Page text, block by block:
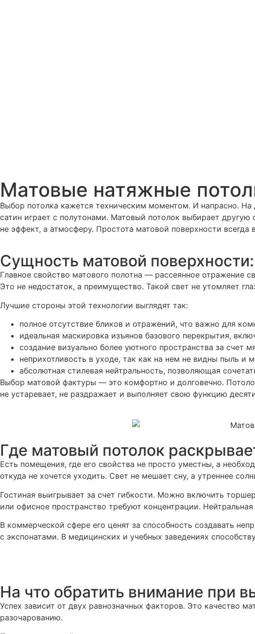
Матовые натяжные
Выбор потолка кажется техническим моментом. И напрасно.
сатин играет с полутонами. Матовый потолок выбирает
не эффект, а атмосферу. Простота матовой поверхности всегда
Сущность матовой
Главное свойство матового полотна — рассеянное отражение
Это не недостаток, а преимущество. Такой свет не утомляет
Лучшие стороны этой технологии выглядят так:
полное отсутствие бликов и отражений, что важно для
идеальная маскировка изъянов базового перекрытия,
создание визуально более уютного пространства за счет
неприхотливость в уходе, так как на нем не видны пыль и
абсолютная стилевая нейтральность, позволяющая
Выбор матовой фактуры — это комфортно и долговечно.
не устаревает, не раздражает и выполняет свою функцию
Где матовый потолок
Есть помещения, где его свойства не просто уместны, а
откуда не хочется уходить. Свет не мешает сну, а утреннее
Гостиная выигрывает за счет гибкости. Можно включить
или офисное пространство требуют концентрации.
В коммерческой сфере его ценят за способность создавать
с экспонатами. В медицинских и учебных заведениях
На что обратить внимание при
Успех зависит от двух равнозначных факторов. Это качество
разочарованию.